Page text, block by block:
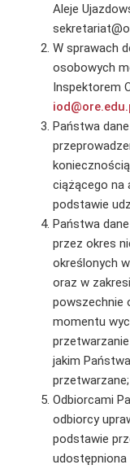
Aleje
W sprawach
osobowych
Inspektorem
Państwa
ciążącego na
podstawie
Państwa
przez okres
określonych
oraz w
powszechnie
momentu
jakim
przetwarzane;
Odbiorcami
odbiorcy
podstawie